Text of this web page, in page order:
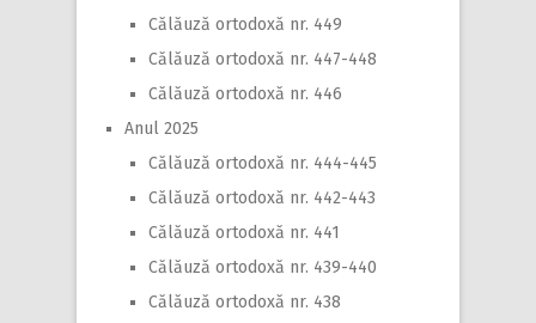
Călăuză ortodoxă nr. 449
Călăuză ortodoxă nr. 447-448
Călăuză ortodoxă nr. 446
Anul 2025
Călăuză ortodoxă nr. 444-445
Călăuză ortodoxă nr. 442-443
Călăuză ortodoxă nr. 441
Călăuză ortodoxă nr. 439-440
Călăuză ortodoxă nr. 438